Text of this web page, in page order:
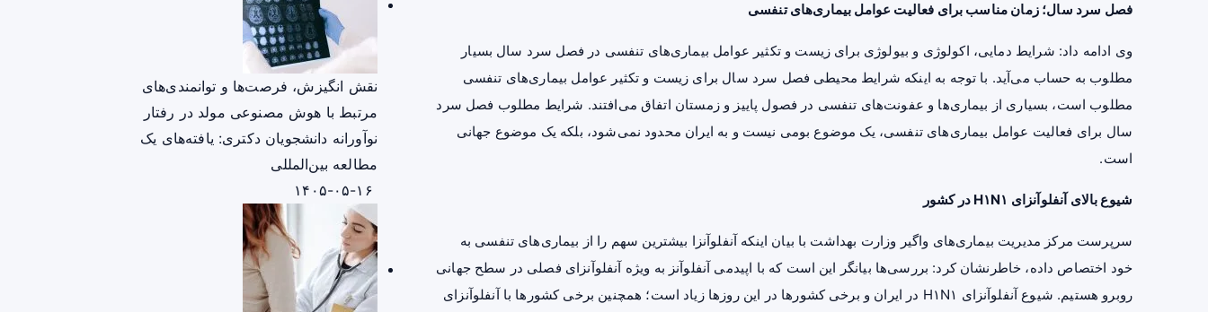
فصل سرد سال؛ زمان مناسب برای فعالیت عوامل بیماری‌های تنفسی
وی ادامه داد: شرایط دمایی، اکولوژی و بیولوژی برای زیست و تکثیر عوامل بیماری‌های تنفسی در فصل سرد سال بسیار
مطلوب به حساب می‌آید. با توجه به اینکه شرایط محیطی فصل سرد سال برای زیست و تکثیر عوامل بیماری‌های تنفسی
مطلوب است، بسیاری از بیماری‌ها و عفونت‌های تنفسی در فصول پاییز و زمستان اتفاق می‌افتند. شرایط مطلوب فصل سرد
سال برای فعالیت عوامل بیماری‌های تنفسی، یک موضوع بومی نیست و به ایران محدود نمی‌شود، بلکه یک موضوع جهانی
است.
شیوع بالای آنفلوآنزای H۱N۱ در کشور
سرپرست مرکز مدیریت بیماری‌های واگیر وزارت بهداشت با بیان اینکه آنفلوآنزا بیشترین سهم را از بیماری‌های تنفسی به
خود اختصاص داده، خاطرنشان کرد: بررسی‌ها بیانگر این است که با اپیدمی آنفلوآنز به ویژه آنفلوآنزای فصلی در سطح جهانی
روبرو هستیم. شیوع آنفلوآنزای H۱N۱ در ایران و برخی کشورها در این روزها زیاد است؛ همچنین برخی کشورها با آنفلوآنزای
نقش انگیزش، فرصت‌ها و توانمندی‌های
مرتبط با هوش مصنوعی مولد در رفتار
نوآورانه دانشجویان دکتری: یافته‌های یک
مطالعه بین‌المللی